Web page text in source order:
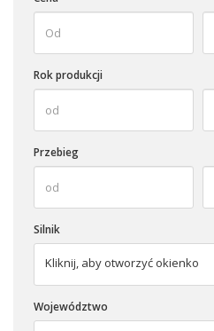
Rok produkcji
Przebieg
Silnik
Kliknij, aby otworzyć okienko
Województwo